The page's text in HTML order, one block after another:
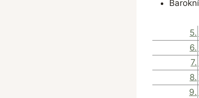
5.
6.
7.
8.
9.